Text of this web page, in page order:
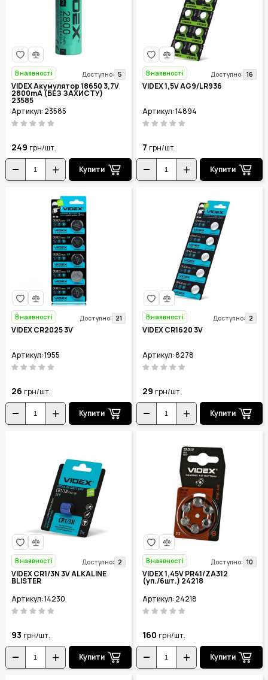
В наявності Доступно: 5
VIDEX Акумулятор 18650 3,7V
2800mA (БЕЗ ЗАХИСТУ)
23585
Артикул: 23585
249 грн/шт.
Купити
В наявності Доступно: 16
VIDEX 1,5V AG9/LR936
Артикул: 14894
7 грн/шт.
Купити
В наявності Доступно: 21
VIDEX CR2025 3V
Артикул: 1955
26 грн/шт.
Купити
В наявності Доступно: 2
VIDEX CR1620 3V
Артикул: 8278
29 грн/шт.
Купити
В наявності Доступно: 2
VIDEX CR1/3N 3V ALKALINE
BLISTER
Артикул: 14230
93 грн/шт.
Купити
В наявності Доступно: 10
VIDEX 1,45V PR41/ZA312
(уп./6шт.) 24218
Артикул: 24218
160 грн/шт.
Купити